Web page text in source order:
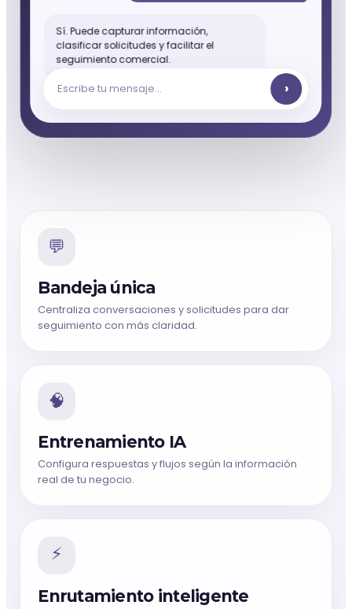
Sí. Puede capturar información,
clasificar solicitudes y facilitar el
seguimiento comercial.
Escribe tu mensaje... ›
💬
Bandeja única
Centraliza conversaciones y solicitudes para dar
seguimiento con más claridad.
🧠
Entrenamiento IA
Configura respuestas y flujos según la información
real de tu negocio.
⚡
Enrutamiento inteligente